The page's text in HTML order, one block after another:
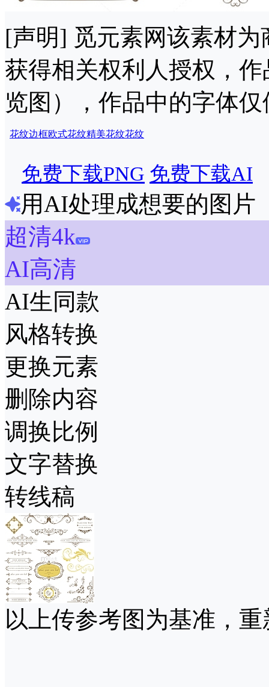
[声明] 觅元素网该素材
获得相关权利人授权，
览图），作品中的字体
花纹边框欧式花纹精美花纹花纹
免费下载PNG 免费下载AI
用AI处理成想要的图片
超清4k
AI高清
AI生同款
风格转换
更换元素
删除内容
调换比例
文字替换
转线稿
以上传参考图为基准，